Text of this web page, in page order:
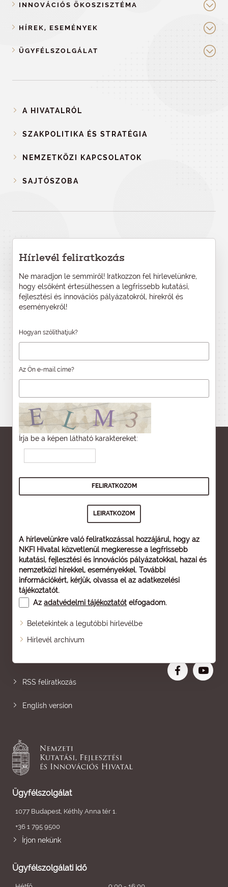
INNOVÁCIÓS ÖKOSZISZTÉMA
HÍREK, ESEMÉNYEK
ÜGYFÉLSZOLGÁLAT
A HIVATALRÓL
SZAKPOLITIKA ÉS STRATÉGIA
NEMZETKÖZI KAPCSOLATOK
SAJTÓSZOBA
Hírlevél feliratkozás
Ne maradjon le semmiről! Iratkozzon fel hírlevelünkre,
hogy elsőként értesülhessen a legfrissebb kutatási,
fejlesztési és innovációs pályázatokról, hírekről és
eseményekről!
Hogyan szólíthatjuk?
Az Ön e-mail címe?
Írja be a képen látható karaktereket:
A hírlevelünkre való feliratkozással hozzájárul, hogy az
NKFI Hivatal közvetlenül megkeresse a legfrissebb
kutatási, fejlesztési és innovációs pályázatokkal, hazai és
nemzetközi hírekkel, eseményekkel. További
információkért, kérjük, olvassa el az adatkezelési
tájékoztatót.
Az adatvédelmi tájékoztatót elfogadom.
Beletekintek a legutóbbi hírlevélbe
Hírlevél archívum
Oldaltérkép
RSS feliratkozás
English version
Ügyfélszolgálat
1077 Budapest, Kéthly Anna tér 1.
+36 1 795 9500
Írjon nekünk
Ügyfélszolgálati idő